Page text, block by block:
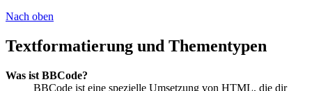
Nach oben
Textformatierung und Thementypen
Was ist BBCode?
BBCode ist eine spezielle Umsetzung von HTML, die dir